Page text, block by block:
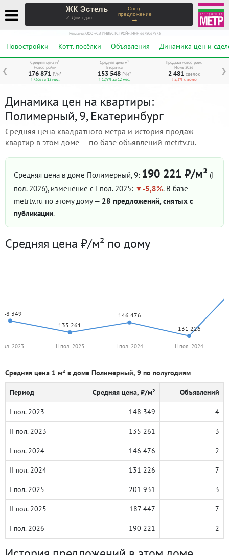
ЖК Эстель
✓ Дом сдан
Спец-
предложение
→
Реклама. ООО «СЗ ИНВЕСТСТРОЙ», ИНН 6678067973
Новостройки Котт. посёлки Объявления Динамика цен и
❮ ❯
Средняя цена м²
Новостройки
176 871 ₽/м²
↑ 7,5% за 12 мес.
Средняя цена м²
Вторичка
153 548 ₽/м²
↑ 17,9% за 12 мес.
Продажи новостроек
Июль 2026
2 481 сделок
↓ 5,3% к июню
Динамика цен на квартиры:
Полимерный, 9, Екатеринбург
Средняя цена квадратного метра и история продаж
квартир в этом доме — по базе объявлений metrtv.ru.
Средняя цена в доме Полимерный, 9: 190 221 ₽/м² (I
пол. 2026), изменение с I пол. 2025: -5,8%. В базе
metrtv.ru по этому дому — 28 предложений, снятых с
публикации.
Средняя цена ₽/м² по дому
349
135 261
146 476
131 226
2023 II пол. 2023 I пол. 2024 II пол. 2024
Средняя цена 1 м² в доме Полимерный, 9 по полугодиям
Период Средняя цена, ₽/м² Объявлений
I пол. 2023 148 349 4
II пол. 2023 135 261 3
I пол. 2024 146 476 2
II пол. 2024 131 226 7
I пол. 2025 201 931 3
II пол. 2025 187 447 7
I пол. 2026 190 221 2